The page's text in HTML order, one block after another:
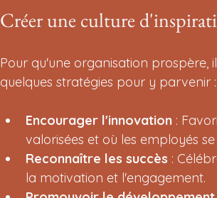
Créer une culture
Pour qu'une organisation prospère,
quelques stratégies pour y parvenir :
Encourager l'innovation :
valorisées et où les employés
Reconnaître les succès :
la motivation et l'engagement.